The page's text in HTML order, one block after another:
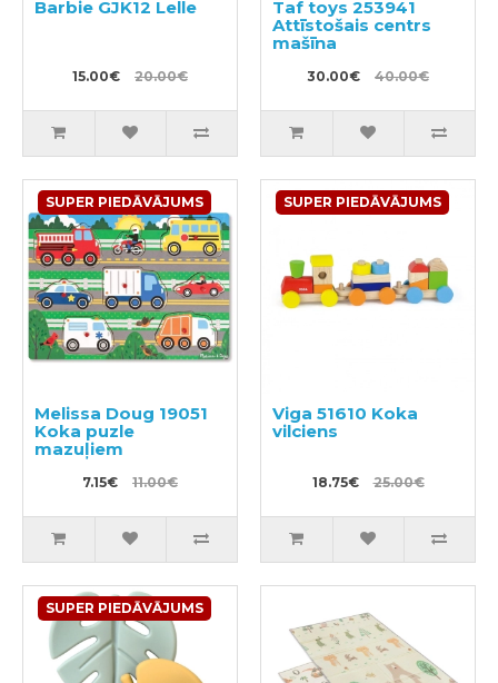
Barbie GJK12 Lelle
15.00€ 20.00€
Taf toys 253941
Attīstošais centrs
mašīna
30.00€ 40.00€
SUPER PIEDĀVĀJUMS
Melissa Doug 19051
Koka puzle
mazuļiem
7.15€ 11.00€
SUPER PIEDĀVĀJUMS
Viga 51610 Koka
vilciens
18.75€ 25.00€
SUPER PIEDĀVĀJUMS